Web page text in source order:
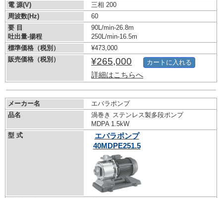
電 源(V)
三相 200
周波数(Hz)
60
要 目
吐出量-揚程
90L/min-26.8m
250L/min-16.5m
標準価格（税別）
¥473,000
販売価格（税別）
¥265,000
詳細はこちらへ
カートに入れる
メーカー名
エバラポンプ
品名
渦巻き ステンレス製多段ポンプ
MDPA 1.5kW
型 式
エバラポンプ
40MDPE251.5